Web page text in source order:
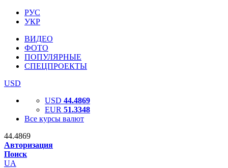
РУС
УКР
ВИДЕО
ФОТО
ПОПУЛЯРНЫЕ
СПЕЦПРОЕКТЫ
USD
USD 44.4869
EUR 51.3348
Все курсы валют
44.4869
Авторизация
Поиск
UA